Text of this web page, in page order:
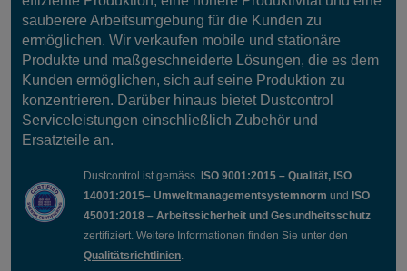
sauberere Arbeitsumgebung für die Kunden zu
ermöglichen. Wir verkaufen mobile und stationäre
Produkte und maßgeschneiderte Lösungen, die es dem
Kunden ermöglichen, sich auf seine Produktion zu
konzentrieren. Darüber hinaus bietet Dustcontrol
Serviceleistungen einschließlich Zubehör und
Ersatzteile an.
Dustcontrol ist gemäss ISO 9001:2015 – Qualität, ISO
14001:2015– Umweltmanagementsystemnorm und ISO
45001:2018 – Arbeitssicherheit und Gesundheitsschutz
zertifiziert. Weitere Informationen finden Sie unter den
Qualitätsrichtlinien